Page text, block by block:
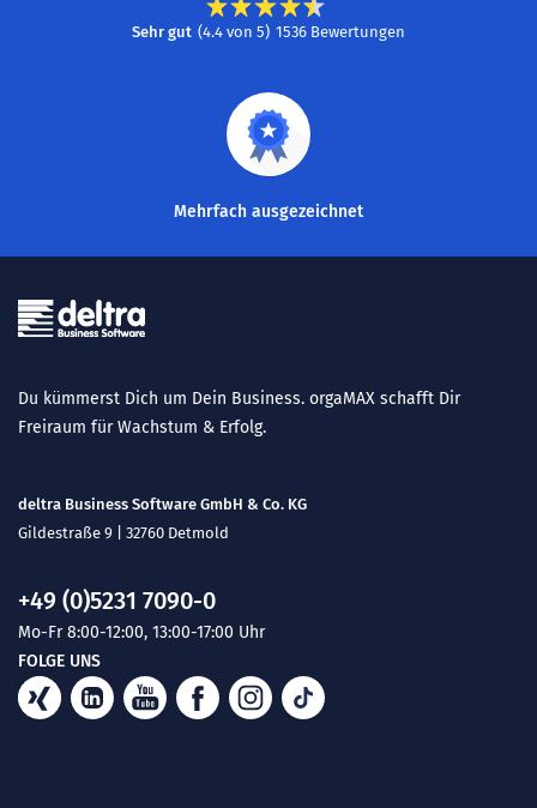
Sehr gut (4.4 von 5) 1536 Bewertungen
Mehrfach ausgezeichnet
Du kümmerst Dich um Dein Business. orgaMAX schafft Dir
Freiraum für Wachstum & Erfolg.
deltra Business Software GmbH & Co. KG
Gildestraße 9 | 32760 Detmold
+49 (0)5231 7090-0
Mo-Fr 8:00-12:00, 13:00-17:00 Uhr
FOLGE UNS